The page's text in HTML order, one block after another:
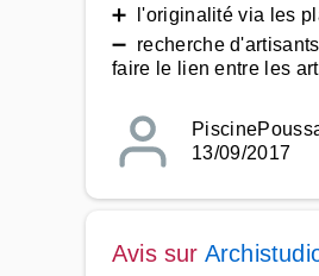
➕ l'originalité via les
➖ recherche
faire le lien entre les
13/09/2017
Avis sur